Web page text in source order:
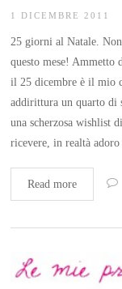
1 DICEMBRE 2011
25 giorni al Natale.
questo mese! Ammetto
il 25 dicembre è il mio
addirittura un quarto di
una scherzosa wishlist
ricevere, in realtà adoro
Read more